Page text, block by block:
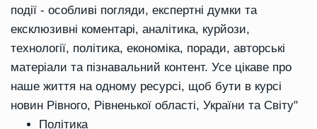
події - особливі погляди, експертні думки та
ексклюзивні коментарі, аналітика, курйози,
технології, політика, економіка, поради, авторські
матеріали та пізнавальний контент. Усе цікаве про
наше життя на одному ресурсі, щоб бути в курсі
новин Рівного, Рівненької області, України та Світу"
Політика